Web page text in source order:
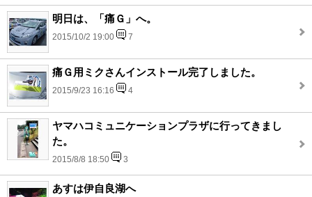
明日は、「痛Ｇ」へ。
2015/10/2 19:00 7
痛Ｇ用ミクさんインストール完了しました。
2015/9/23 16:16 4
ヤマハコミュニケーションプラザに行ってきまし
た。
2015/8/8 18:50 3
あすは伊自良湖へ